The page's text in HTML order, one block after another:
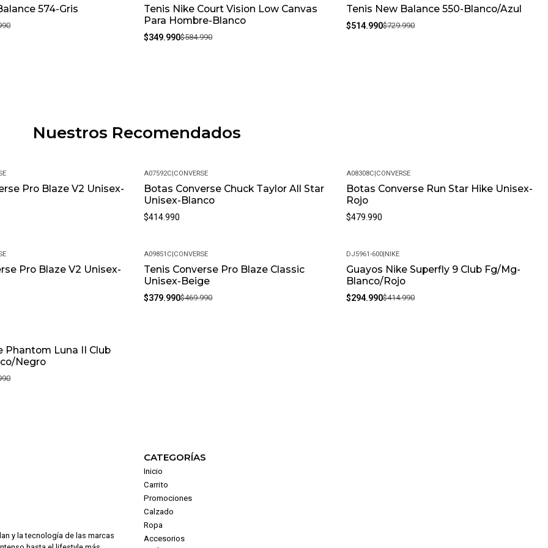
574-Gris -40%
Tenis Nike Court Vision Low Canvas
Para Hombre-Blanco
$349.990$584.990
-29%
Tenis New Balance 550-Blanco/Azul
$514.990$729.990
Nuestros Recomendados
Pro Blaze V2 Unisex-
A07592C|CONVERSE
Botas Converse Chuck Taylor All Star
Unisex-Blanco
$414.990
A08308C|CONVERSE
Botas Converse Run Star Hike Unisex-
Rojo
$479.990
Pro Blaze V2 Unisex- -19%
A09851C|CONVERSE
Tenis Converse Pro Blaze Classic
Unisex-Beige
$379.990$469.990
-29%
DJ5961-600|NIKE
Guayos Nike Superfly 9 Club Fg/Mg-
Blanco/Rojo
$294.990$414.990
Phantom Luna II Club
Negro
y la tecnología de las marcas
CATEGORÍAS
Inicio
Carrito
Promociones
Calzado
Ropa
Accesorios